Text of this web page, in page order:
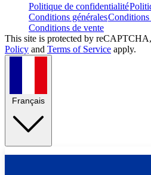
Politique de confidentialité
Conditions généralesConditions
Conditions de vente
This site is protected by
Policy and Terms of Service apply.
Français